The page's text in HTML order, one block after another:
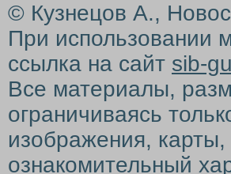
© Кузнецов А.,
При использовании
ссылка на сайт sib-
Все материалы,
ограничиваясь
изображения,
ознакомительный